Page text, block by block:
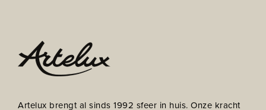
Artelux brengt al sinds 1992 sfeer in huis. Onze kracht